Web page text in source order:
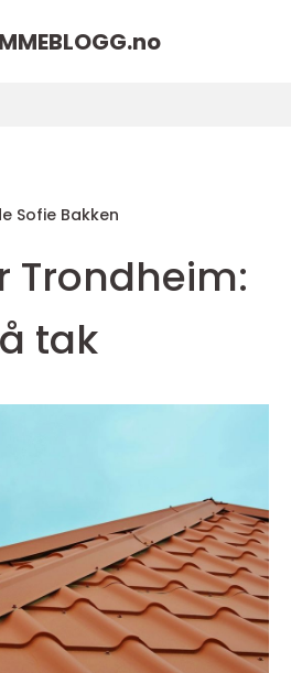
no
Sofie Bakken
Trondheim:
tak